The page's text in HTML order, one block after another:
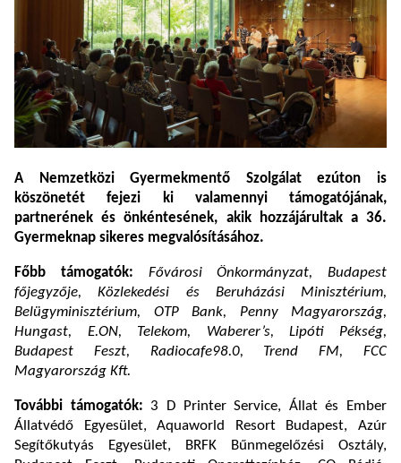
A Nemzetközi Gyermekmentő Szolgálat ezúton is
köszönetét fejezi ki valamennyi támogatójának,
partnerének és önkéntesének, akik hozzájárultak a 36.
Gyermeknap sikeres megvalósításához.
Főbb támogatók: Fővárosi Önkormányzat, Budapest
főjegyzője, Közlekedési és Beruházási Minisztérium,
Belügyminisztérium, OTP Bank, Penny Magyarország,
Hungast, E.ON, Telekom, Waberer’s, Lipóti Pékség,
Budapest Feszt, Radiocafe98.0, Trend FM, FCC
Magyarország Kft.
További támogatók: 3 D Printer Service, Állat és Ember
Állatvédő Egyesület, Aquaworld Resort Budapest, Azúr
Segítőkutyás Egyesület, BRFK Bűnmegelőzési Osztály,